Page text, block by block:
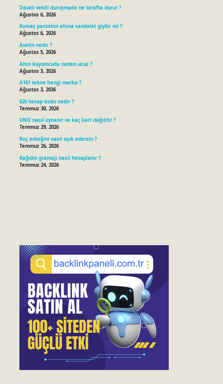
Davalı vekili duruşmada ne tarafta durur ?
Ağustos 6, 2026
Kumaş pantolon altına sandalet giyilir mi ?
Ağustos 6, 2026
Avelin nedir ?
Ağustos 5, 2026
Altın kuyumcuda neden ucuz ?
Ağustos 3, 2026
A101 tekne hangi marka ?
Ağustos 3, 2026
620 hesap kodu nedir ?
Temmuz 30, 2026
UNO nasıl oynanır ve kaç kart dağıtılır ?
Temmuz 29, 2026
Koç erkeğini nasıl aşık edersin ?
Temmuz 26, 2026
Kağıdın gramajı nasıl hesaplanır ?
Temmuz 24, 2026